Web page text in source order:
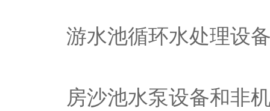
游水池循环水处理设
房沙池水泵设备和非